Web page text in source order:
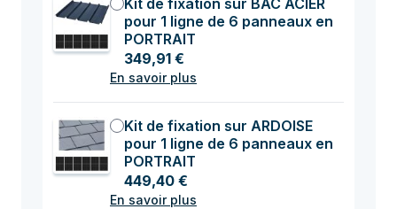
Kit de fixation sur BAC ACIER
pour 1 ligne de 6 panneaux en
PORTRAIT
349,91 €
En savoir plus
Kit de fixation sur ARDOISE
pour 1 ligne de 6 panneaux en
PORTRAIT
449,40 €
En savoir plus